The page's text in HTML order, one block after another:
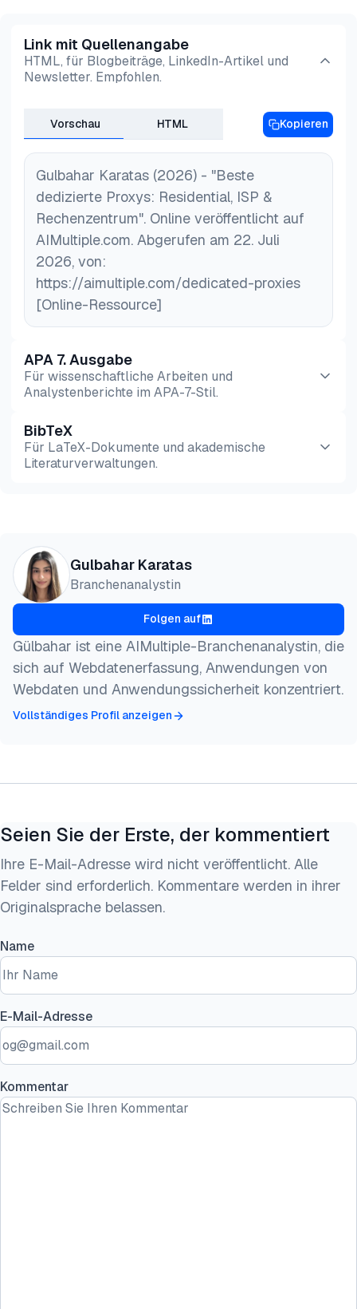
Link mit Quellenangabe
HTML, für Blogbeiträge, LinkedIn-Artikel und
Newsletter. Empfohlen.
Vorschau HTML Kopieren
Gulbahar Karatas (2026) - "Beste
dedizierte Proxys: Residential, ISP &
Rechenzentrum". Online veröffentlicht auf
AIMultiple.com. Abgerufen am 22. Juli
2026, von:
https://aimultiple.com/dedicated-proxies
[Online-Ressource]
APA 7. Ausgabe
Für wissenschaftliche Arbeiten und
Analystenberichte im APA-7-Stil.
Vorschau HTML
BibTeX
Für LaTeX-Dokumente und akademische
Literaturverwaltungen.
@misc{karatas2026,
  author = {Karatas, Gulbahar},
title  = {{Beste dedizierte Proxys:
  year   = {2026},
howpublished    = {\url{https://aimultiple.com/
note   = {AIMultiple. Abgerufen am 22. Juli
}
Gulbahar Karatas
Branchenanalystin
Folgen auf
Gülbahar ist eine AIMultiple-Branchenanalystin, die
sich auf Webdatenerfassung, Anwendungen von
Webdaten und Anwendungssicherheit konzentriert.
Vollständiges Profil anzeigen
Seien Sie der Erste, der kommentiert
Ihre E-Mail-Adresse wird nicht veröffentlicht. Alle
Felder sind erforderlich. Kommentare werden in ihrer
Originalsprache belassen.
Name
E-Mail-Adresse
Kommentar